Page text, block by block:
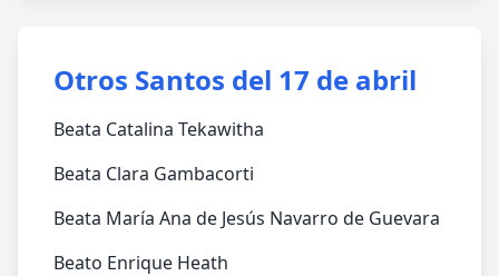
Otros Santos del 17 de abril
Beata Catalina Tekawitha
Beata Clara Gambacorti
Beata María Ana de Jesús Navarro de Guevara
Beato Enrique Heath